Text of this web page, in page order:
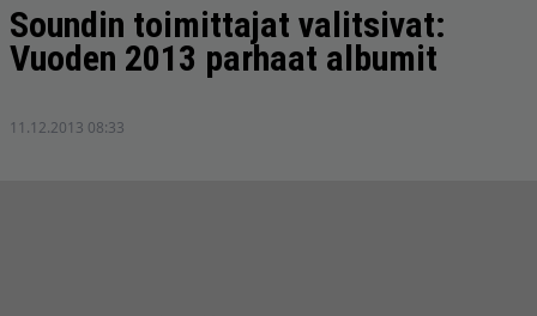
Soundin toimittajat valitsivat:
Vuoden 2013 parhaat albumit
11.12.2013 08:33